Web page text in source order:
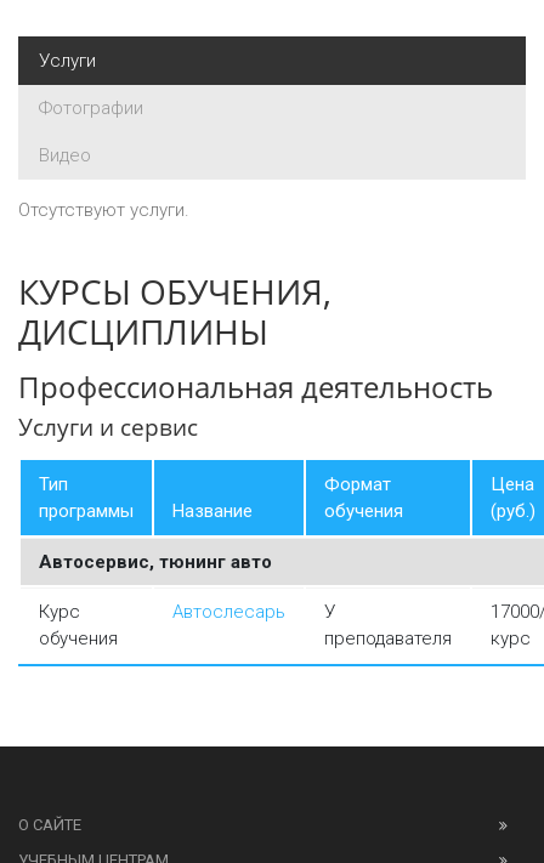
Услуги
Фотографии
Видео
Отсутствуют услуги.
КУРСЫ ОБУЧЕНИЯ,
ДИСЦИПЛИНЫ
Профессиональная деятельность
Услуги и сервис
Тип
программы
Название
Формат
обучения
Цена
(руб.)
Автосервис, тюнинг авто
Курс
обучения
Автослесарь
У
преподавателя
курс
О САЙТЕ